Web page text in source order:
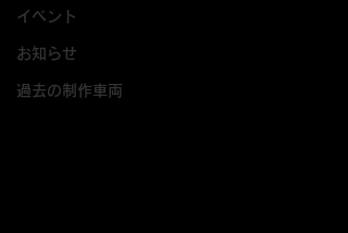
イベント
お知らせ
過去の制作車両